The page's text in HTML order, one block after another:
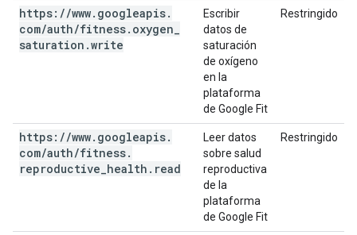
https: //www. googleapis.
com/auth/fitness. oxygen
saturation .write
Escribir
datos de
saturación
de oxígeno
en la
plataforma
de Google Fit
Restringido
https: //www. googleapis.
com/auth/fitness.
reproductive health . read
Leer datos
sobre salud
reproductiva
de la
plataforma
de Google Fit
Restringido